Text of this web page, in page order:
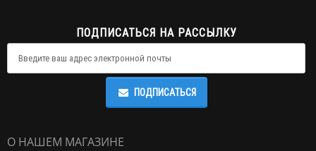
ПОДПИСАТЬСЯ НА РАССЫЛКУ
ПОДПИСАТЬСЯ
О НАШЕМ МАГАЗИНЕ